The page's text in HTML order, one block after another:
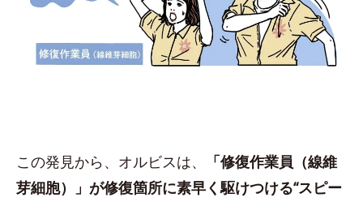
この発見から、オルビスは、
「修復作業員（線維
芽細胞）」が修復箇所に素早く駆けつける“スピー